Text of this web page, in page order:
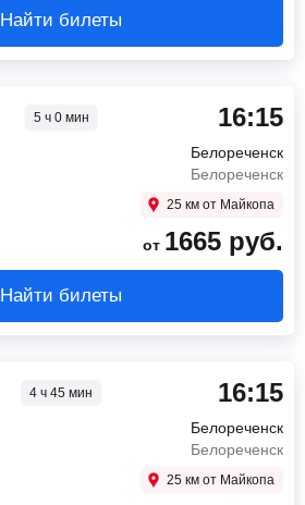
Найти билеты
5 ч 0 мин 16:15
Белореченск
Белореченск
25 км от Майкопа
от 1665 руб.
Найти билеты
4 ч 45 мин 16:15
Белореченск
Белореченск
25 км от Майкопа